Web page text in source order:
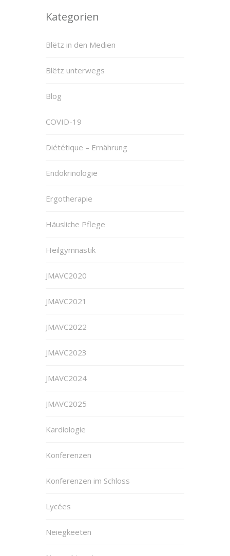
Kategorien
Blëtz in den Medien
Blëtz unterwegs
Blog
COVID-19
Diététique – Ernährung
Endokrinologie
Ergotherapie
Häusliche Pflege
Heilgymnastik
JMAVC2020
JMAVC2021
JMAVC2022
JMAVC2023
JMAVC2024
JMAVC2025
Kardiologie
Konferenzen
Konferenzen im Schloss
Lycées
Neiegkeeten